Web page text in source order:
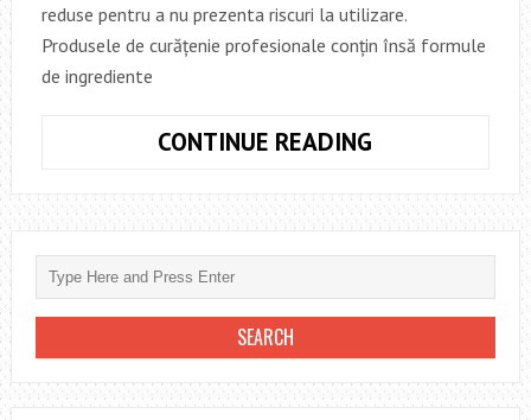
reduse pentru a nu prezenta riscuri la utilizare.
Produsele de curățenie profesionale conțin însă formule
de ingrediente
CONTINUE READING
DIFERENŢIAZĂ
PRODUSELE
DE
CURĂŢENIE
DE
CELE